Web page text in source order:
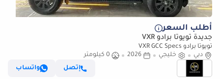
أطلب السعر
جديدة تويوتا برادو VXR
تويوتا برادو VXR GCC Specs
دبي
خليجي 2026
0 كيلومتر
إتصل
واتساب